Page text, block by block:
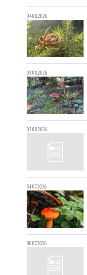
04.08.2026
03.08.2026
03.08.2026
31.07.2026
30.07.2026